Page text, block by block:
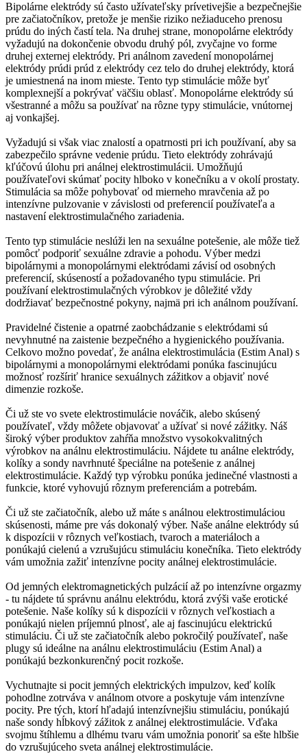
Bipolárne elektródy sú často užívateľsky prívetivejšie a bezpečnejšie
pre začiatočníkov, pretože je menšie riziko nežiaduceho prenosu
prúdu do iných častí tela. Na druhej strane, monopolárne elektródy
vyžadujú na dokončenie obvodu druhý pól, zvyčajne vo forme
druhej externej elektródy. Pri análnom zavedení monopolárnej
elektródy prúdi prúd z elektródy cez telo do druhej elektródy, ktorá
je umiestnená na inom mieste. Tento typ stimulácie môže byť
komplexnejší a pokrývať väčšiu oblasť. Monopolárne elektródy sú
všestranné a môžu sa používať na rôzne typy stimulácie, vnútornej
aj vonkajšej.
Vyžadujú si však viac znalostí a opatrnosti pri ich používaní, aby sa
zabezpečilo správne vedenie prúdu. Tieto elektródy zohrávajú
kľúčovú úlohu pri análnej elektrostimulácii. Umožňujú
používateľovi skúmať pocity hlboko v konečníku a v okolí prostaty.
Stimulácia sa môže pohybovať od mierneho mravčenia až po
intenzívne pulzovanie v závislosti od preferencií používateľa a
nastavení elektrostimulačného zariadenia.
Tento typ stimulácie neslúži len na sexuálne potešenie, ale môže tiež
pomôcť podporiť sexuálne zdravie a pohodu. Výber medzi
bipolárnymi a monopolárnymi elektródami závisí od osobných
preferencií, skúseností a požadovaného typu stimulácie. Pri
používaní elektrostimulačných výrobkov je dôležité vždy
dodržiavať bezpečnostné pokyny, najmä pri ich análnom používaní.
Pravidelné čistenie a opatrné zaobchádzanie s elektródami sú
nevyhnutné na zaistenie bezpečného a hygienického používania.
Celkovo možno povedať, že análna elektrostimulácia (Estim Anal) s
bipolárnymi a monopolárnymi elektródami ponúka fascinujúcu
možnosť rozšíriť hranice sexuálnych zážitkov a objaviť nové
dimenzie rozkoše.
Či už ste vo svete elektrostimulácie nováčik, alebo skúsený
používateľ, vždy môžete objavovať a užívať si nové zážitky. Náš
široký výber produktov zahŕňa množstvo vysokokvalitných
výrobkov na análnu elektrostimuláciu. Nájdete tu análne elektródy,
kolíky a sondy navrhnuté špeciálne na potešenie z análnej
elektrostimulácie. Každý typ výrobku ponúka jedinečné vlastnosti a
funkcie, ktoré vyhovujú rôznym preferenciám a potrebám.
Či už ste začiatočník, alebo už máte s análnou elektrostimuláciou
skúsenosti, máme pre vás dokonalý výber. Naše análne elektródy sú
k dispozícii v rôznych veľkostiach, tvaroch a materiáloch a
ponúkajú cielenú a vzrušujúcu stimuláciu konečníka. Tieto elektródy
vám umožnia zažiť intenzívne pocity análnej elektrostimulácie.
Od jemných elektromagnetických pulzácií až po intenzívne orgazmy
- tu nájdete tú správnu análnu elektródu, ktorá zvýši vaše erotické
potešenie. Naše kolíky sú k dispozícii v rôznych veľkostiach a
ponúkajú nielen príjemnú plnosť, ale aj fascinujúcu elektrickú
stimuláciu. Či už ste začiatočník alebo pokročilý používateľ, naše
plugy sú ideálne na análnu elektrostimuláciu (Estim Anal) a
ponúkajú bezkonkurenčný pocit rozkoše.
Vychutnajte si pocit jemných elektrických impulzov, keď kolík
pohodlne zotrváva v análnom otvore a poskytuje vám intenzívne
pocity. Pre tých, ktorí hľadajú intenzívnejšiu stimuláciu, ponúkajú
naše sondy hĺbkový zážitok z análnej elektrostimulácie. Vďaka
svojmu štíhlemu a dlhému tvaru vám umožnia ponoriť sa ešte hlbšie
do vzrušujúceho sveta análnej elektrostimulácie.